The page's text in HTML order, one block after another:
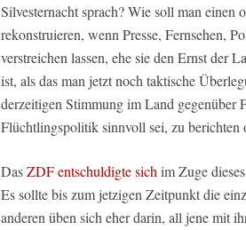
Silvesternacht sprach? Wie soll man
rekonstruieren, wenn Presse, Fernsehen,
verstreichen lassen, ehe sie den Ernst der
ist, als das man jetzt noch taktische
derzeitigen Stimmung im Land gegenüber
Flüchtlingspolitik sinnvoll sei, zu berichten
DasZDF entschuldigte sich im Zuge
Es sollte bis zum jetzigen Zeitpunkt die
anderen üben sich eher darin, all jene mit